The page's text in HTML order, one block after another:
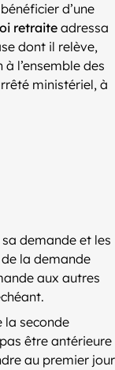
d’une
retraite adressa
dont il relève,
l’ensemble des
ministériel, à
sa demande et les
la demande
aux autres
la seconde
être antérieure
au premier jour